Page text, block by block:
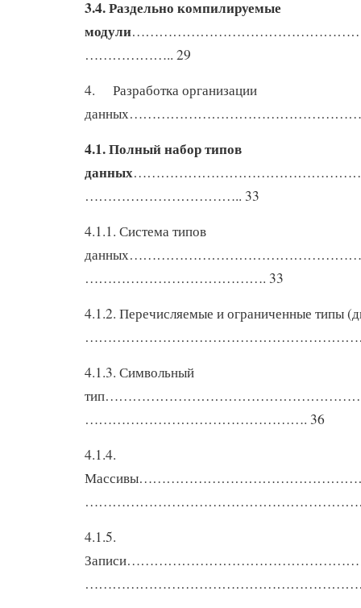
3.4. Раздельно компилируемые
модули
……………….. 29
4. Разработка организации
4.1. Полный набор типов
данных
…………………………….. 33
4.1.1. Система типов
…………………………………. 33
4.1.2. Перечисляемые и ограниченные типы
4.1.3. Символьный
…………………………………………. 36
4.1.4.
4.1.5.